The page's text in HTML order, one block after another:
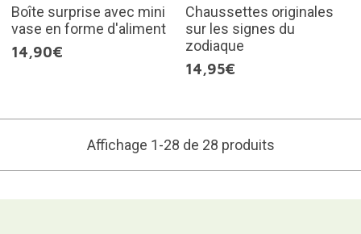
Boîte surprise avec mini
vase en forme d'aliment
14,90€
Chaussettes originales
sur les signes du
zodiaque
14,95€
Affichage 1-28 de 28 produits